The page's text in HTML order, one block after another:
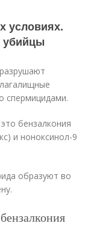
условиях.
спермицидами.
бензалкония
и ноноксинол-9
образуют во